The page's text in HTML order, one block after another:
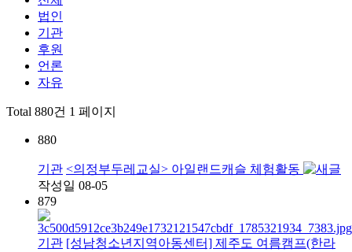
법인
기관
후원
언론
자유
Total 880건 1 페이지
880
기관 <의정부두레교실> 아일랜드캐슬 체험활동
작성일 08-05
879
기관 [성남청소년지역아동센터] 제주도 여름캠프(한라